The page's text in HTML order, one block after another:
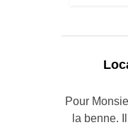
Pour
la benne.